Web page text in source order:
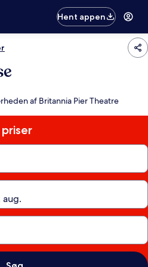
Hent appen
af Britannia Pier Theatre